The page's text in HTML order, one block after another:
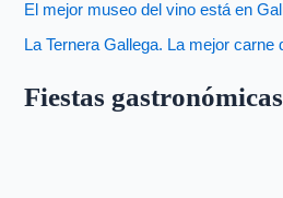
El mejor museo del vino está en
La Ternera Gallega. La mejor carne
Fiestas gastronómicas